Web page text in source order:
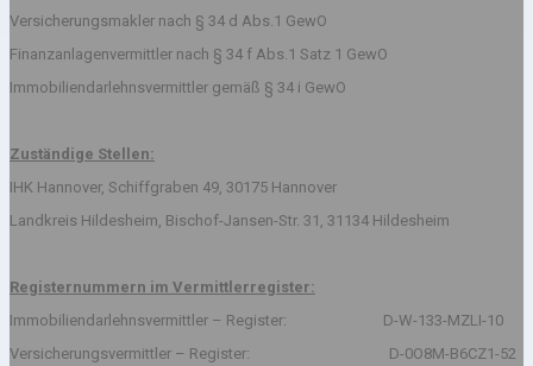
Versicherungsmakler nach § 34 d Abs.1 GewO
Finanzanlagenvermittler nach § 34 f Abs.1 Satz 1 GewO
Immobiliendarlehnsvermittler gemäß § 34 i GewO
Zuständige Stellen:
IHK Hannover, Schiffgraben 49, 30175 Hannover
Landkreis Hildesheim, Bischof-Jansen-Str. 31, 31134 Hildesheim
Registernummern im Vermittlerregister:
Immobiliendarlehnsvermittler – Register: D-W-133-MZLI-10
Versicherungsvermittler – Register: D-0O8M-B6CZ1-52